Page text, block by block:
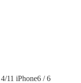
4/11 iPhone6 / 6